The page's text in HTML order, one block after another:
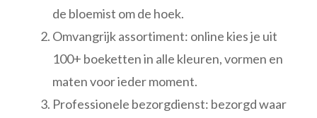
de bloemist om de hoek.
Omvangrijk assortiment: online kies je uit
100+ boeketten in alle kleuren, vormen en
maten voor ieder moment.
Professionele bezorgdienst: bezorgd waar